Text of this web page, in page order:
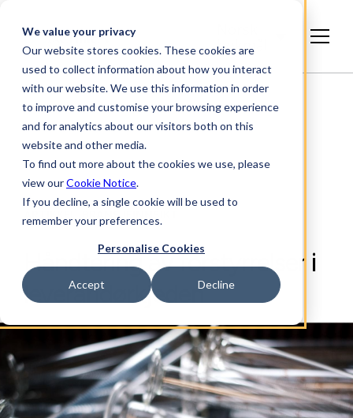
We value your privacy
Our website stores cookies. These cookies are
used to collect information about how you interact
with our website. We use this information in order
to improve and customise your browsing experience
and for analytics about our visitors both on this
website and other media.
To find out more about the cookies we use, please
view ourCookie Notice.
If you decline, a single cookie will be used to
remember your preferences.
Personalise Cookies
Accept Decline
bokmål
ARTIKKEL, BRANSJEINNSIKT
Håndtering av forstyrrelser i
leverandørkjeden